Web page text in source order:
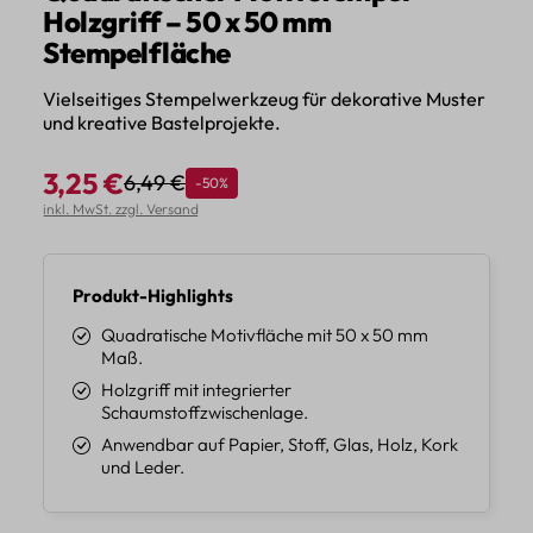
Holzgriff – 50 x 50 mm
Stempelfläche
Vielseitiges Stempelwerkzeug für dekorative Muster
und kreative Bastelprojekte.
Verkaufspreis:
3,25 €Regulärer Preis:
6,49 € Rabatt
-50%
inkl. MwSt. zzgl. Versand
Produkt-Highlights
Quadratische Motivfläche mit 50 x 50 mm
Maß.
Holzgriff mit integrierter
Schaumstoffzwischenlage.
Anwendbar auf Papier, Stoff, Glas, Holz, Kork
und Leder.